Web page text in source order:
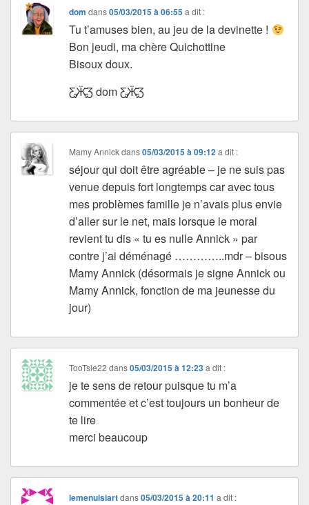
dom dans05/03/2015 à 06:55 a dit :
Tu t’amuses bien, au jeu de la devinette !
Bon jeudi, ma chère Quichottine
Bisoux doux.
Ƹ̵̡Ӝ̵̨̄Ʒ dom Ƹ̵̡Ӝ̵̨̄Ʒ
Mamy Annickdans05/03/2015 à 09:12 a dit :
séjour qui doit être agréable – je ne suis pas
venue depuis fort longtemps car avec tous
mes problèmes famille je n’avais plus envie
d’aller sur le net, mais lorsque le moral
revient tu dis « tu es nulle Annick » par
contre j’ai déménagé …………..mdr – bisous
Mamy Annick (désormais je signe Annick ou
Mamy Annick, fonction de ma jeunesse du
jour)
TooTsie22 dans05/03/2015 à 12:23 a dit :
je te sens de retour puisque tu m’a
commentée et c’est toujours un bonheur de
te lire
merci beaucoup
lemenuisiartdans05/03/2015 à 20:11 a dit :